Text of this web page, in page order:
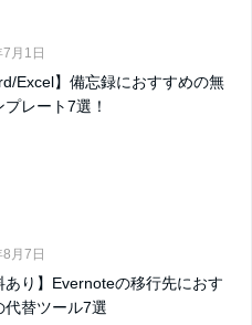
月1日
Excel】備忘録におすすめの無
レート7選！
月7日
あり】Evernoteの移行先におす
代替ツール7選